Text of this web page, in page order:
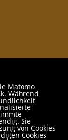
Matomo
Während
Sie
von Cookies
Cookies